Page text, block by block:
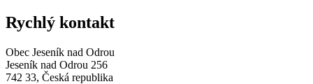
Rychlý kontakt
Obec Jeseník nad Odrou
Jeseník nad Odrou 256
742 33, Česká republika